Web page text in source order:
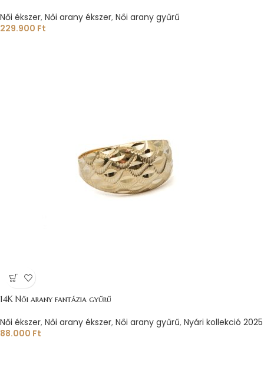
Női ékszer, Női arany ékszer, Női arany gyűrű
229.900 Ft
14K Női arany fantázia gyűrű
Női ékszer, Női arany ékszer, Női arany gyűrű, Nyári kollekció 2025
88.000 Ft